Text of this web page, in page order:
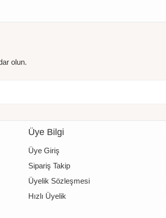
olun.
Üye Bilgi
Üye Giriş
Sipariş Takip
Üyelik Sözleşmesi
Hızlı Üyelik